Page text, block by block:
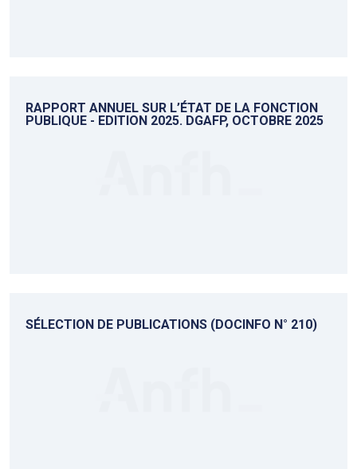
RAPPORT ANNUEL SUR L’ÉTAT DE LA FONCTION
PUBLIQUE - EDITION 2025. DGAFP, OCTOBRE 2025
SÉLECTION DE PUBLICATIONS (DOCINFO N° 210)